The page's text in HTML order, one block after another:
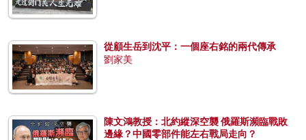
從顧生岳到沈平：一個座右銘的兩代傳承
劉家美
陳文鴻教授：北約縱深空襲 俄羅斯瀕臨戰敗
邊緣？中國零部件能左右戰局走向？